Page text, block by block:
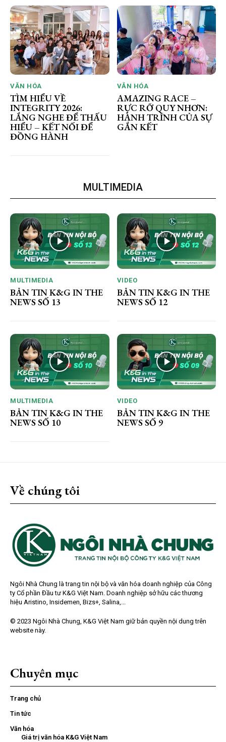
VĂN HÓA
TÌM HIỂU VỀ
INTEGRITY 2026:
LẮNG NGHE ĐỂ THẤU
HIỂU – KẾT NỐI ĐỂ
ĐỒNG HÀNH
VĂN HÓA
AMAZING RACE –
RỰC RỠ QUY NHƠN:
HÀNH TRÌNH CỦA SỰ
GẮN KẾT
MULTIMEDIA
MULTIMEDIA
BẢN TIN K&G IN THE
NEWS SỐ 13
VIDEO
BẢN TIN K&G IN THE
NEWS SỐ 12
MULTIMEDIA
BẢN TIN K&G IN THE
NEWS SỐ 10
VIDEO
BẢN TIN K&G IN THE
NEWS SỐ 9
Về chúng tôi
Ngôi Nhà Chung là trang tin nội bộ và văn hóa doanh nghiệp của Công
ty Cổ phần Đầu tư K&G Việt Nam. Doanh nghiệp sở hữu các thương
hiệu Aristino, Insidemen, Bizs+, Salina,...
© 2023 Ngôi Nhà Chung, K&G Việt Nam giữ bản quyền nội dung trên
website này.
Chuyên mục
Trang chủ
Tin tức
Văn hóa
Giá trị văn hóa K&G Việt Nam